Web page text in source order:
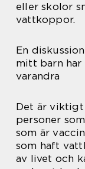
eller skolor
vattkoppor.
En
mitt barn
varandra
Det är viktigt
personer
som är
som haft
av livet och